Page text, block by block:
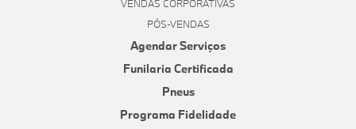
VENDAS CORPORATIVAS
PÓS-VENDAS
Agendar Serviços
Funilaria Certificada
Pneus
Programa Fidelidade